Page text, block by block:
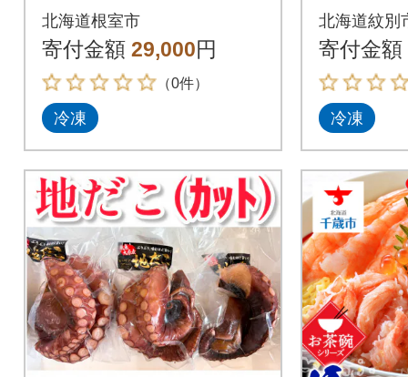
C-30082
北海道根室市
寄付金額 29,000円
（0件）
冷凍
北海道紋別
寄付金額
冷凍